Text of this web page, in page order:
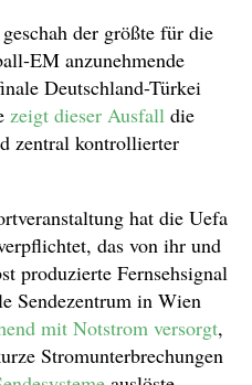
geschah der größte für die
EM anzunehmende
Deutschland-Türkei
zeigt dieser Ausfall die
zentral kontrollierter
hat die Uefa
das von ihr und
produzierte Fernsehsignal
Sendezentrum in Wien
mit Notstrom versorgt,
Stromunterbrechungen